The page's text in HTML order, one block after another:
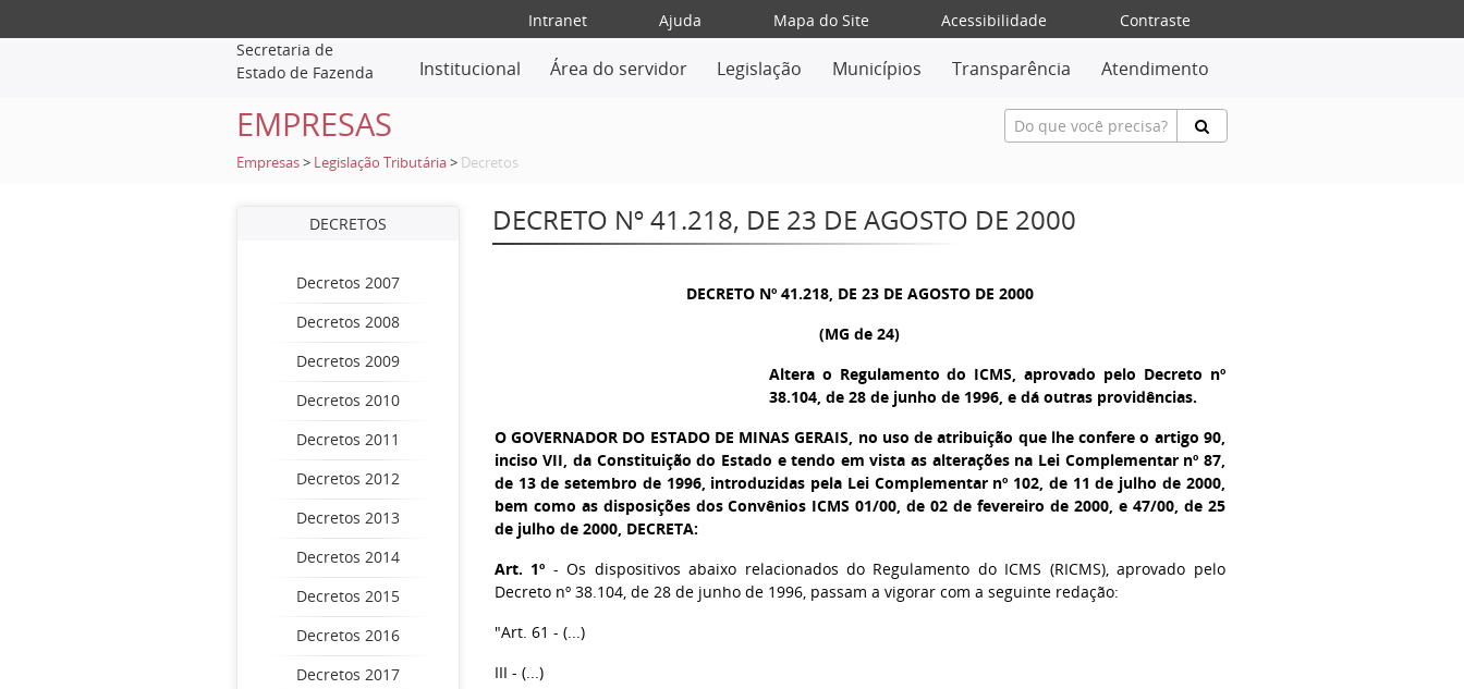
Intranet Ajuda Mapa do Site Acessibilidade
Contraste
Secretaria de
Estado de Fazenda
Institucional Área do servidor Legislação Municípios Transparência Atendimento
EMPRESAS
Empresas > Legislação Tributária > Decretos
DECRETOS
Decretos 2007
Decretos 2008
Decretos 2009
Decretos 2010
Decretos 2011
Decretos 2012
Decretos 2013
Decretos 2014
Decretos 2015
Decretos 2016
Decretos 2017
DECRETO Nº 41.218, DE 23 DE AGOSTO DE 2000
DECRETO Nº 41.218, DE 23 DE AGOSTO DE 2000
(MG de 24)
Altera o Regulamento do ICMS, aprovado pelo Decreto nº
38.104, de 28 de junho de 1996, e dá outras providências.
O GOVERNADOR DO ESTADO DE MINAS GERAIS, no uso de atribuição que lhe confere o artigo 90,
inciso VII, da Constituição do Estado e tendo em vista as alterações na Lei Complementar nº 87,
de 13 de setembro de 1996, introduzidas pela Lei Complementar nº 102, de 11 de julho de 2000,
bem como as disposições dos Convênios ICMS 01/00, de 02 de fevereiro de 2000, e 47/00, de 25
de julho de 2000, DECRETA:
Art. 1º - Os dispositivos abaixo relacionados do Regulamento do ICMS (RICMS), aprovado pelo
Decreto nº 38.104, de 28 de junho de 1996, passam a vigorar com a seguinte redação:
"Art. 61 - (...)
III - (...)